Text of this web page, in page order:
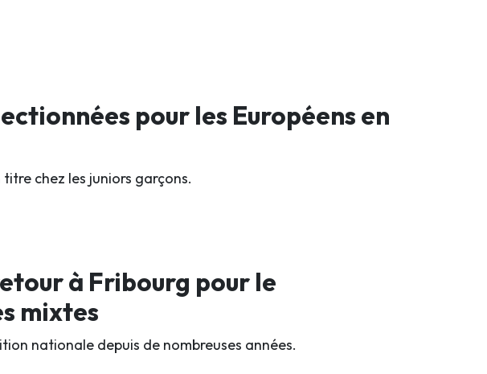
pour les Européens en
chez les juniors garçons.
à Fribourg pour le
mixtes
nationale depuis de nombreuses années.